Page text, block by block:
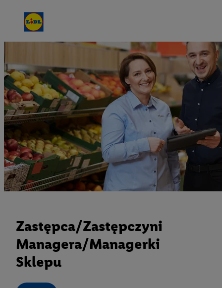
Zastępca/Zastępczyni
Managera/Managerki
Sklepu